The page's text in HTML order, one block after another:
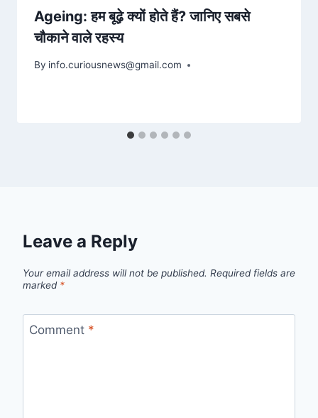
Ageing: हम बूढ़े क्यों होते हैं? जानिए सबसे
चौकाने वाले रहस्य
By info.curiousnews@gmail.com
August 14, 2025
Leave a Reply
Your email address will not be published. Required fields are
marked *
Comment *